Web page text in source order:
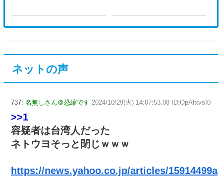
ネットの声
737: 名無しさん＠恐縮です 2024/10/29(火) 14:07:53.08 ID:OpAfxvsI0
>>1
容疑者は台湾人だった
ネトウヨそっと閉じｗｗｗ
https://news.yahoo.co.jp/articles/15914499a